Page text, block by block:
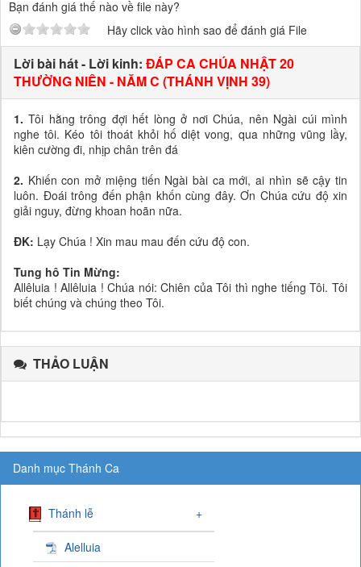
Bạn đánh giá thế nào về file này?
Hãy click vào hình sao để đánh giá File
Lời bài hát - Lời kinh: ĐÁP CA CHÚA NHẬT 20
THƯỜNG NIÊN - NĂM C (THÁNH VỊNH 39)
1. Tôi hằng trông đợi hết lòng ở nơi Chúa, nên Ngài cúi mình
nghe tôi. Kéo tôi thoát khỏi hố diệt vong, qua những vũng lầy,
kiên cường đi, nhịp chân trên đá
2. Khiến con mở miệng tiến Ngài bài ca mới, ai nhìn sẽ cậy tin
luôn. Đoái trông đến phận khốn cùng đây. Ơn Chúa cứu độ xin
giải nguy, đừng khoan hoãn nữa.
ĐK: Lạy Chúa ! Xin mau mau đến cứu độ con.
Tung hô Tin Mừng:
Allêluia ! Allêluia ! Chúa nói: Chiên của Tôi thì nghe tiếng Tôi. Tôi
biết chúng và chúng theo Tôi.
THẢO LUẬN
Danh mục Thánh Ca
Thánh lễ +
Alelluia